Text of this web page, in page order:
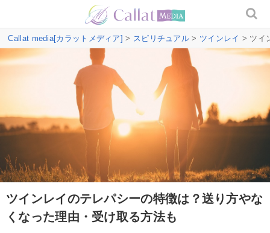
Callat media[カラットメディア] > スピリチュアル > ツインレイ > ツイ
ツインレイのテレパシーの特徴は？送り方やな
くなった理由・受け取る方法も